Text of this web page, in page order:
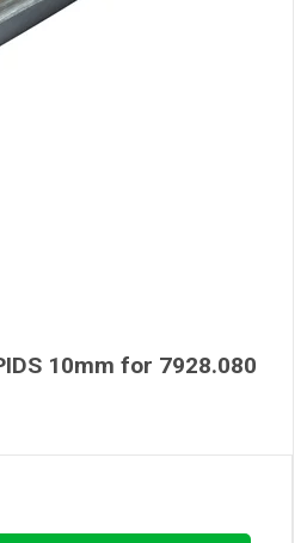
10mm for 7928.080